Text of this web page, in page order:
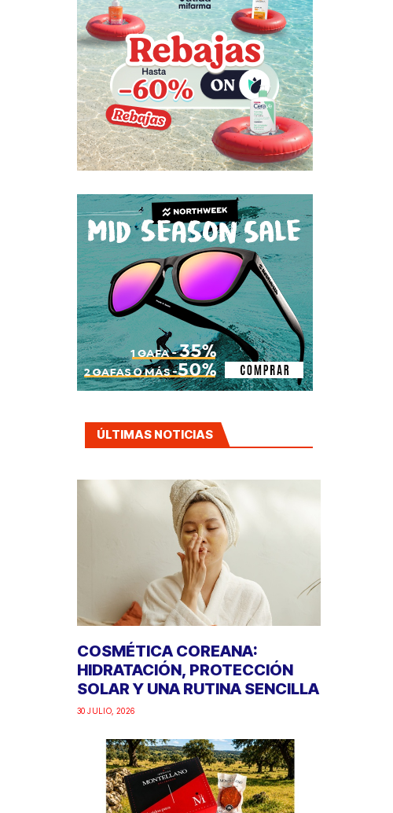
ÚLTIMAS NOTICIAS
COSMÉTICA COREANA:
HIDRATACIÓN, PROTECCIÓN
SOLAR Y UNA RUTINA SENCILLA
30 JULIO, 2026